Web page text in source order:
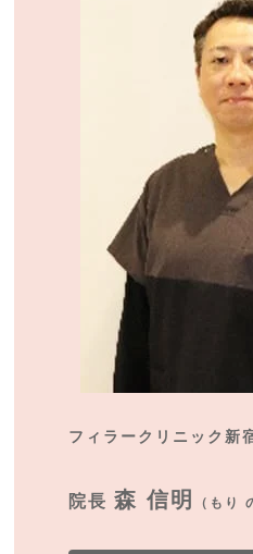
フィラークリニック新
院長森 信明 （もり